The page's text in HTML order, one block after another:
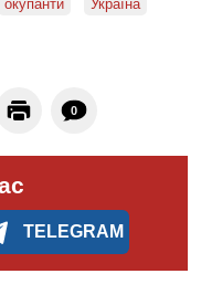
окупанти
Україна
0
TELEGRAM